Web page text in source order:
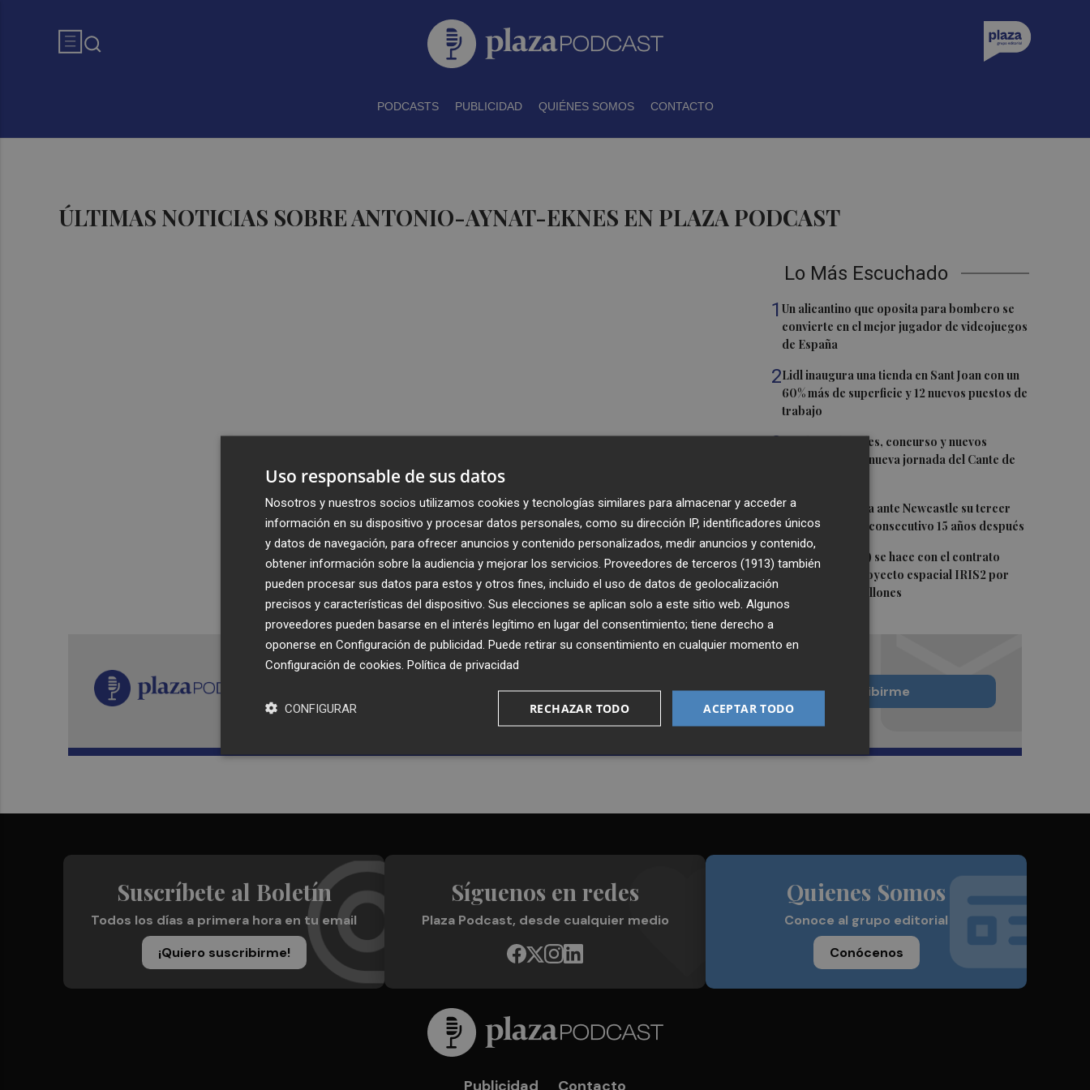
PODCASTS PUBLICIDAD QUIÉNES SOMOS CONTACTO
ÚLTIMAS NOTICIAS SOBRE ANTONIO-AYNAT-EKNES EN PLAZA PODCAST
Lo Más Escuchado
1Un alicantino que oposita para bombero se
convierte en el mejor jugador de videojuegos
de España
2Lidl inaugura una tienda en Sant Joan con un
60% más de superficie y 12 nuevos puestos de
trabajo
3Tardes Culturales, concurso y nuevos
talentos, en una nueva jornada del Cante de
4El Valencia busca ante Newcastle su tercer
Trofeo Naranja consecutivo 15 años después
5 Hispasat (Indra) se hace con el contrato
principal del proyecto espacial IRIS2 por
más de 1.600 millones
Recibe toda la actualidad de
Plaza Podcast en tu correo
Quiero suscribirme
Suscríbete al Boletín
Todos los días a primera hora en tu email
¡Quiero suscribirme!
Síguenos en redes
Plaza Podcast, desde cualquier medio
Quienes Somos
Conoce al grupo editorial
Conócenos
Publicidad Contacto
Uso responsable de sus datos
Nosotros y nuestros socios utilizamos cookies y tecnologías similares para almacenar y acceder a
información en su dispositivo y procesar datos personales, como su dirección IP, identificadores únicos
y datos de navegación, para ofrecer anuncios y contenido personalizados, medir anuncios y contenido,
obtener información sobre la audiencia y mejorar los servicios. Proveedores de terceros (1913) también
pueden procesar sus datos para estos y otros fines, incluido el uso de datos de geolocalización
precisos y características del dispositivo. Sus elecciones se aplican solo a este sitio web. Algunos
proveedores pueden basarse en el interés legítimo en lugar del consentimiento; tiene derecho a
oponerse en Configuración de publicidad . Puede retirar su consentimiento en cualquier momento en
Configuración de cookies Política de privacidad
ACEPTAR TODO
RECHAZAR TODO
CONFIGURAR